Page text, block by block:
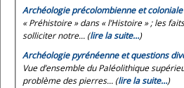
Archéologie précolombienne et
« Préhistoire » dans « l’Histoire » ; les
solliciter notre... (lire la suite…)
Archéologie pyrénéenne et questions
Vue d’ensemble du Paléolithique
problème des pierres... (lire la suite…)